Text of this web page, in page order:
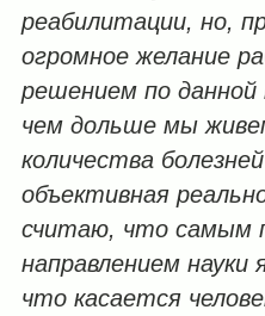
реабилитации, но,
огромное желание
решением по
чем дольше мы
количества
объективная
считаю, что самым
направлением науки
что касается